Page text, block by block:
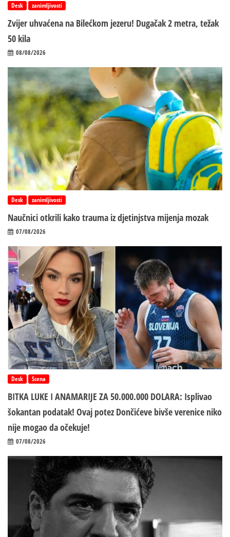
Desk zanimljivosti
Zvijer uhvaćena na Bilećkom jezeru! Dugačak 2 metra, težak
50 kila
08/08/2026
Desk zanimljivosti
Naučnici otkrili kako trauma iz d‌jetinjstva mijenja mozak
07/08/2026
Desk Scena
BITKA LUKE I ANAMARIJE ZA 50.000.000 DOLARA: Isplivao
šokantan podatak! Ovaj potez Dončićeve bivše verenice niko
nije mogao da očekuje!
07/08/2026